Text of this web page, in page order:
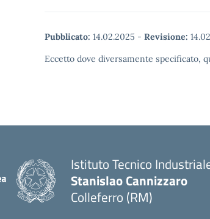
Pubblicato: 14.02.2025 - Revisione:
Eccetto dove diversamente specificato,
Istituto Tecnico
Stanislao Cannizzaro
Colleferro (RM)